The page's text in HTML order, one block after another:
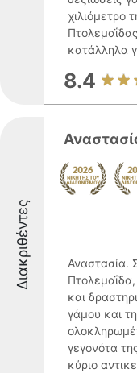
χιλιόμετρο
κατάλληλα
8.4
Διακριθέντες
Αναστασία.
και
γάμου και
γεγονότα
κύριο